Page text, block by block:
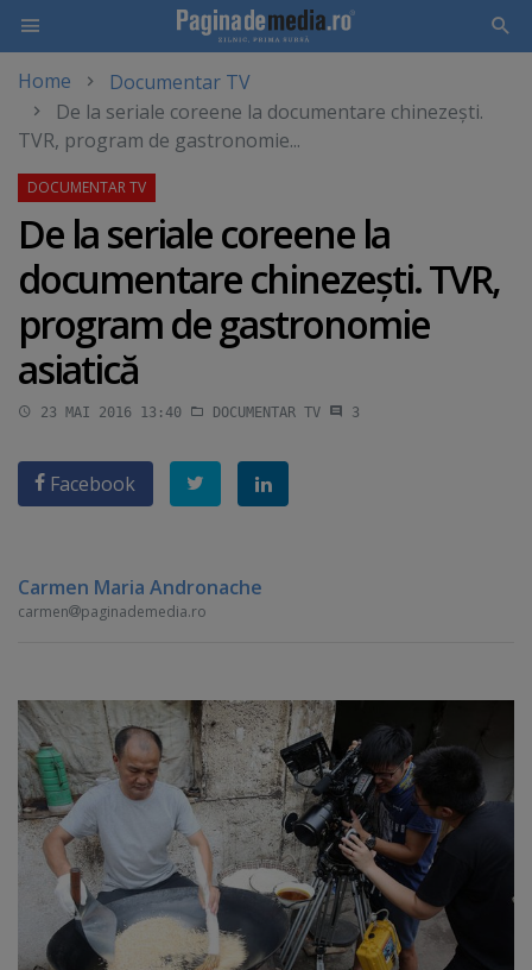
main
content
Home
Documentar TV
De la seriale coreene la documentare chinezeşti.
TVR, program de gastronomie...
De la seriale coreene la
documentare chinezeşti. TVR,
program de gastronomie
asiatică
23 MAI 2016 13:40 DOCUMENTAR TV 3
Facebook
Carmen Maria Andronache
carmen paginademedia.ro